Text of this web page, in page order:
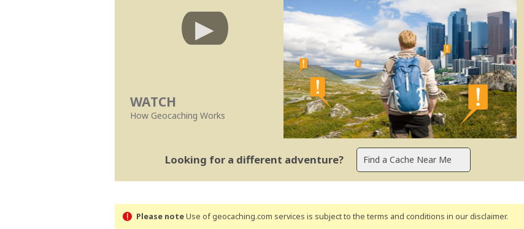
WATCH
How Geocaching Works
Looking for a different adventure?
Please noteUse of geocaching.com services is subject to the terms and conditions in our disclaimer.